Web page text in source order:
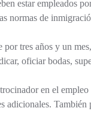
estar empleados
normas de
por tres años y un
oficiar bodas,
en el
adicionales.